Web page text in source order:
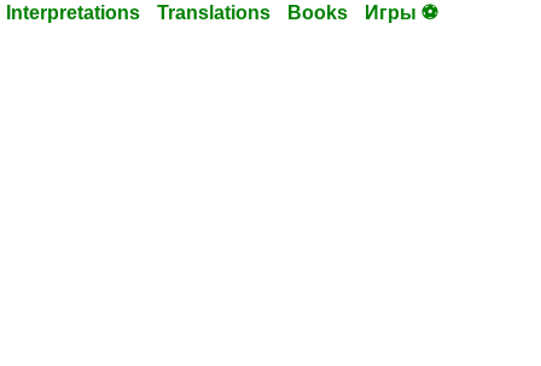
Interpretations Translations Books Игры ⚽